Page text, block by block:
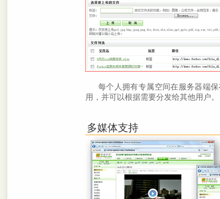
每个人拥有专属空间在服务器端
用，并可以根据需要分发给其他用户。
多媒体支持